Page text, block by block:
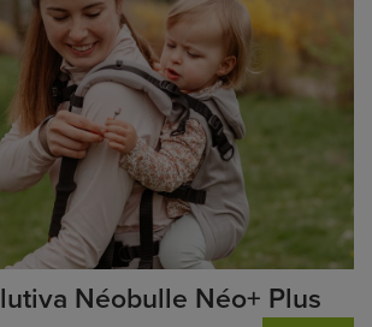
Néobulle Néo+ Plus